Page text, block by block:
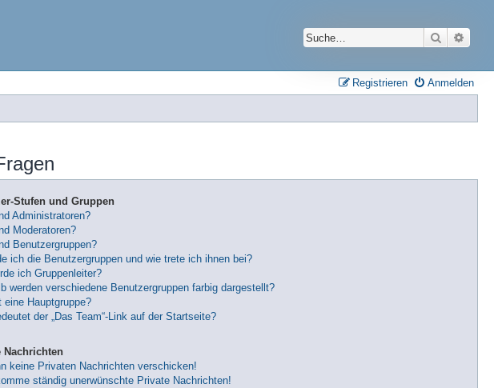
Suche
Anmelden
Registrieren
Stufen und Gruppen
Administratoren?
Moderatoren?
Benutzergruppen?
ich die Benutzergruppen und wie trete ich ihnen bei?
ich Gruppenleiter?
werden verschiedene Benutzergruppen farbig dargestellt?
eine Hauptgruppe?
der „Das Team“-Link auf der Startseite?
Nachrichten
keine Privaten Nachrichten verschicken!
ständig unerwünschte Private Nachrichten!